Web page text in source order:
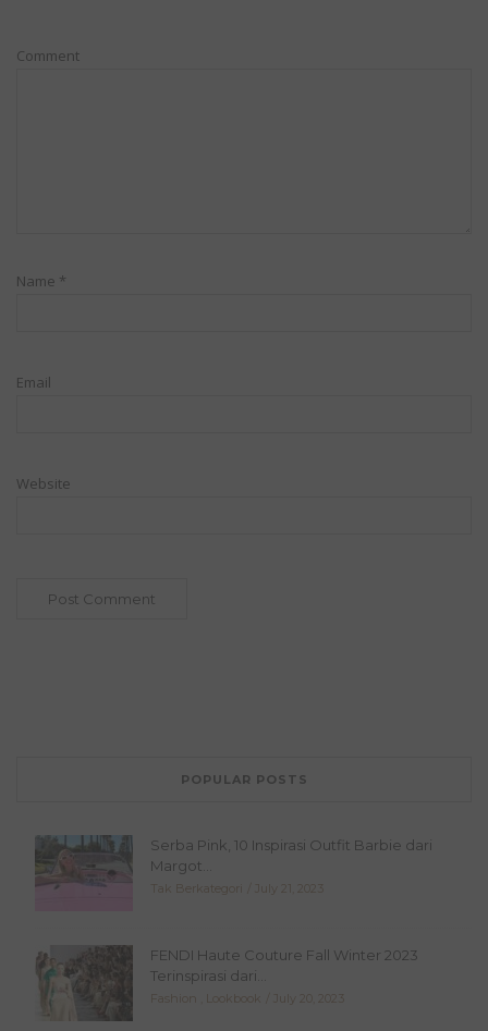
Comment
Name *
Email
Website
POPULAR POSTS
Serba Pink, 10 Inspirasi Outfit Barbie dari
Margot...
Tak Berkategori July 21, 2023
FENDI Haute Couture Fall Winter 2023
Terinspirasi dari...
Fashion Lookbook July 20, 2023